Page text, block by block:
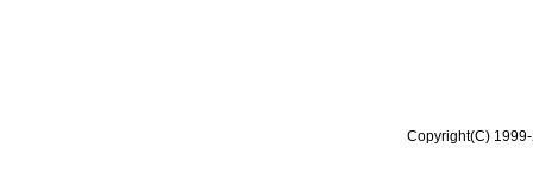
Copyright(C)